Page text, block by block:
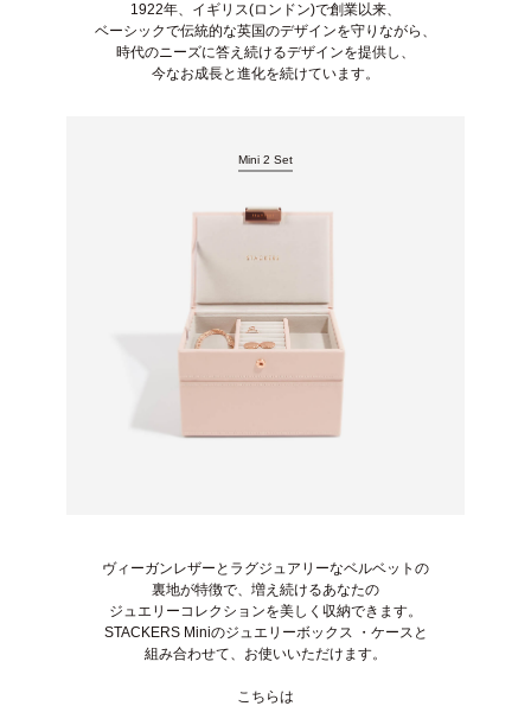
1922年、イギリス(ロンドン)で創業以来、
ベーシックで伝統的な英国のデザインを守りながら、
時代のニーズに答え続けるデザインを提供し、
今なお成長と進化を続けています。
Mini 2 Set
ヴィーガンレザーとラグジュアリーなベルベットの
裏地が特徴で、増え続けるあなたの
ジュエリーコレクションを美しく収納できます。
STACKERS Miniのジュエリーボックス ・ケースと
組み合わせて、お使いいただけます。
こちらは